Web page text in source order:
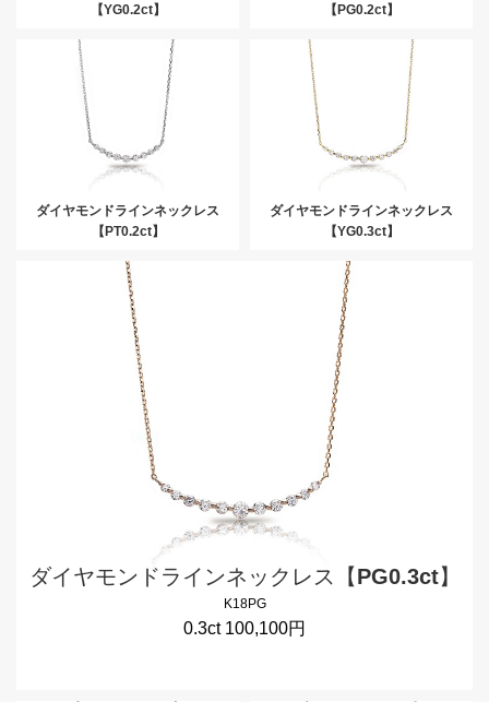
【YG0.2ct】
【PG0.2ct】
ダイヤモンドラインネックレス
【PT0.2ct】
ダイヤモンドラインネックレス
【YG0.3ct】
ダイヤモンドラインネックレス【PG0.3ct】
K18PG
0.3ct 100,100円